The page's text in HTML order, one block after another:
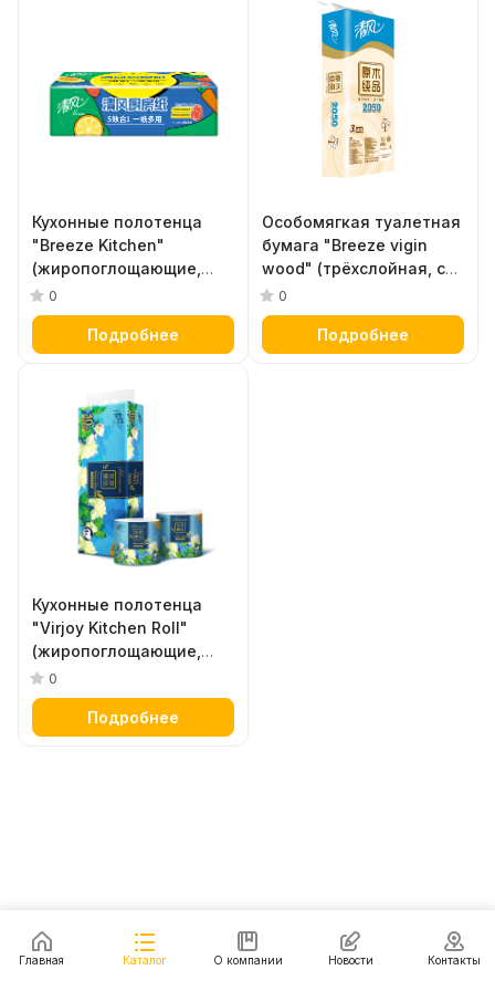
Кухонные полотенца
"Breeze Kitchen"
(жиропоглощающие,
двухслойные, плотные,
с тиснёным рисунком)
76 листов х 3 упаковки
0
Подробнее
Особомягкая туалетная
бумага "Breeze vigin
wood" (трёхслойная, с
гладкой поверхностью)
23 м х 10 рулонов
0
Подробнее
Кухонные полотенца
"Virjoy Kitchen Roll"
(жиропоглощающие,
двухслойные, плотные,
тиснёные) 70 листов х 4
рулона
0
Подробнее
Главная Каталог О компании Новости Контакты